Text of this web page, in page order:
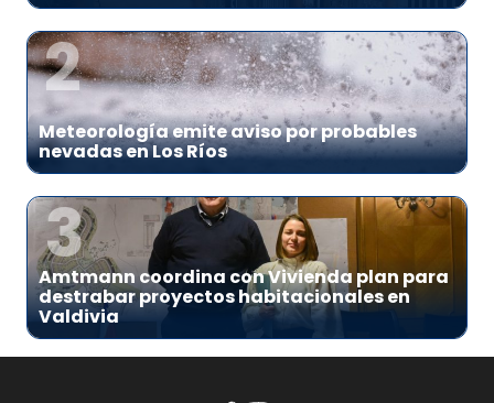
2
Meteorología emite aviso por probables
nevadas en Los Ríos
3
Amtmann coordina con Vivienda plan para
destrabar proyectos habitacionales en
Valdivia